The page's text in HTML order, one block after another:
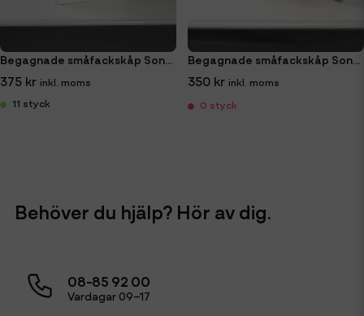
Begagnade småfackskåp Sonesson 27x27x35 cm
375 kr
11 styck
Begagnade småfackskåp Sonesson 15x20x15 cm
350 kr
0 styck
Behöver du hjälp? Hör av dig.
08-85 92 00
Vardagar 09–17